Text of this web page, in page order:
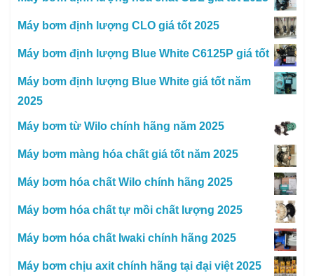
Máy bơm định lượng CLO giá tốt 2025
Máy bơm định lượng Blue White C6125P giá tốt
Máy bơm định lượng Blue White giá tốt năm
2025
Máy bơm từ Wilo chính hãng năm 2025
Máy bơm màng hóa chất giá tốt năm 2025
Máy bơm hóa chất Wilo chính hãng 2025
Máy bơm hóa chất tự mồi chất lượng 2025
Máy bơm hóa chất Iwaki chính hãng 2025
Máy bơm chịu axit chính hãng tại đại việt 2025